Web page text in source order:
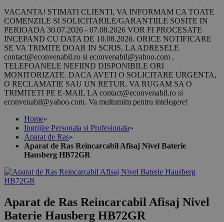
VACANTA! STIMATI CLIENTI, VA INFORMAM CA TOATE
COMENZILE SI SOLICITARILE/GARANTIILE SOSITE IN
PERIOADA 30.07.2026 - 07.08.2026 VOR FI PROCESATE
INCEPAND CU DATA DE 10.08.2026. ORICE NOTIFICARE
SE VA TRIMITE DOAR IN SCRIS, LA ADRESELE
contact@econvenabil.ro si econvenabil@yahoo.com ,
TELEFOANELE NEFIIND DISPONIBILE ORI
MONITORIZATE. DACA AVETI O SOLICITARE URGENTA,
O RECLAMATIE SAU UN RETUR, VA RUGAM SA O
TRIMITETI PE E-MAIL LA contact@econvenabil.ro si
econvenabil@yahoo.com. Va multumim pentru intelegere!
Home»
Ingrijire Personala si Profesionala»
Aparat de Ras»
Aparat de Ras Reincarcabil Afisaj Nivel Baterie
Hausberg HB72GR
Aparat de Ras Reincarcabil Afisaj Nivel
Baterie Hausberg HB72GR